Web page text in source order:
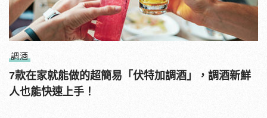
調酒
7款在家就能做的超簡易「伏特加調酒」，調酒新鮮
人也能快速上手！